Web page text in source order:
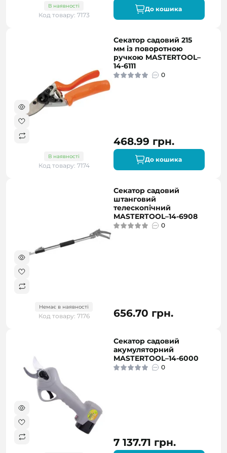
В наявності
Код товару: 7173
До кошика
В наявності
Код товару: 7174
Секатор садовий 215
мм із поворотною
ручкою MASTERTOOL–
14-6111
0
468.99 грн.
До кошика
Немає в наявності
Код товару: 7176
Секатор садовий
штанговий
телескопічний
MASTERTOOL–14-6908
0
656.70 грн.
Секатор садовий
акумуляторний
MASTERTOOL–14-6000
0
7 137.71 грн.